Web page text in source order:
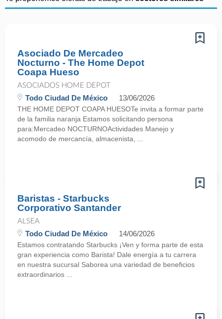
Asociado De Mercadeo
Nocturno - The Home Depot
Coapa Hueso
ASOCIADOS HOME DEPOT
Todo Ciudad De México 13/06/2026
THE HOME DEPOT COAPA HUESOTe invita a formar parte
de la familia naranja Estamos solicitando persona
para:Mercadeo NOCTURNOActividades Manejo y
acomodo de mercancía, almacenista, ...
Baristas - Starbucks
Corporativo Santander
ALSEA
Todo Ciudad De México 14/06/2026
Estamos contratando Starbucks ¡Ven y forma parte de esta
gran experiencia como Barista! Dale energía a tu carrera
en nuestra sucursal Saborea una variedad de beneficios
extraordinarios ...